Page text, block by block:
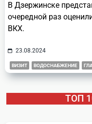
В Дзержинске
очередной раз
ВКХ.
23.08.2024
ВИЗИТ ВОДОСНАБЖЕНИЕ
ТОП